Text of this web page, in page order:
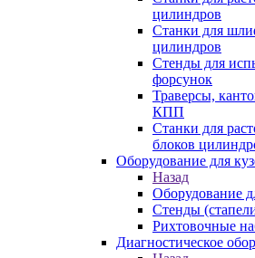
цилиндров
Станки для
цилиндров
Стенды для
форсунок
Траверсы,
КПП
Станки для
блоков
Оборудование для
Назад
Оборудование
Стенды
Рихтовочные
Диагностическое